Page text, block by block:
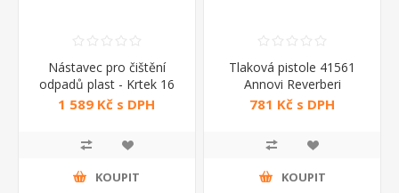
Nástavec pro čištění
odpadů plast - Krtek 16
m Annovi Reverberi
1 589 Kč s DPH
KOUPIT
Tlaková pistole 41561
Annovi Reverberi
781 Kč s DPH
KOUPIT